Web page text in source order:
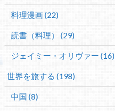
料理漫画 (22)
読書（料理） (29)
ジェイミー・オリヴァー (16)
世界を旅する (198)
中国 (8)